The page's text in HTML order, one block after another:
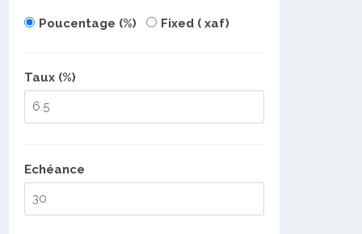
Poucentage (%) Fixed ( xaf)
Taux (%)
Echéance